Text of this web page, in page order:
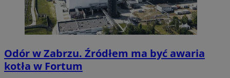
Odór w Zabrzu. Źródłem ma być awaria
kotła w Fortum